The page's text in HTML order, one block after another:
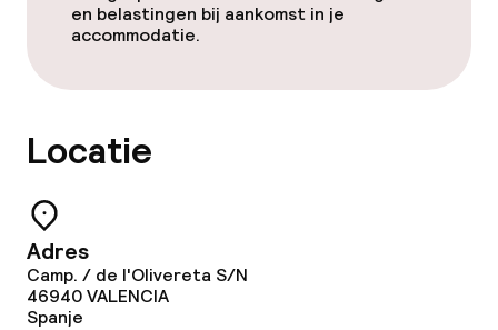
en belastingen bij aankomst in je
accommodatie.
Locatie
Adres
Camp. / de l'Olivereta S/N
46940VALENCIA
Spanje